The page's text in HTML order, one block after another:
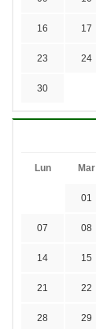
16 17
23 24
30
Lun Mar
01
07 08
14 15
21 22
28 29